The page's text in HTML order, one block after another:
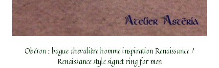
Obéron : bague chevalière homme inspiration Renaissance /
Renaissance style signet ring for men